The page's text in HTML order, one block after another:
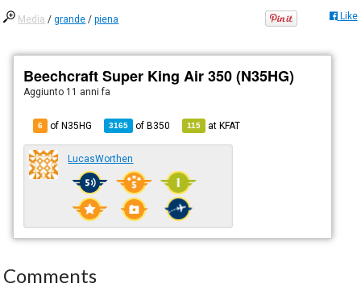
Media /grande /piena Like
Beechcraft Super King Air 350 (N35HG)
Aggiunto 11 anni fa
6 of N35HG 3165 ofB350 115 atKFAT
LucasWorthen
Comments